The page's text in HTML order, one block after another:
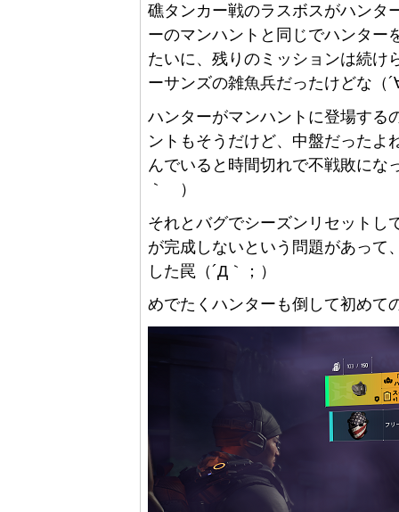
礁タンカー戦のラスボスがハンタ
ーのマンハントと同じでハンター
たいに、残りのミッションは続け
ーサンズの雑魚兵だったけどな
ハンターがマンハントに登場す
ントもそうだけど、中盤だったよ
んでいると時間切れで不戦敗にな
｀ ）
それとバグでシーズンリセットし
が完成しないという問題があって
した罠（´Д｀；）
めでたくハンターも倒して初め